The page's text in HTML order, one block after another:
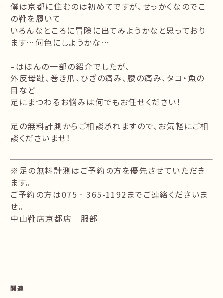
僕は京都に住むのは初めてですが、せっかくなのでこ
の靴を履いて
いろんなところに冒険に出てみようかなと思っており
ます…何色にしようかな…
–はほんの一部の紹介でしたが、
外反母趾、巻き爪、ひざの痛み、腰の痛み、タコ・魚の
目など
足にまつわるお悩みは何でもお任せください！
足の無料計測からご相談承れますので、お気軽にご相
談くださいませ！
※足の無料計測はご予約の方を優先させていただき
ます。
ご予約の方は075‐365-1192までご連絡くださいま
せ。
中山靴店京都店 服部
関連